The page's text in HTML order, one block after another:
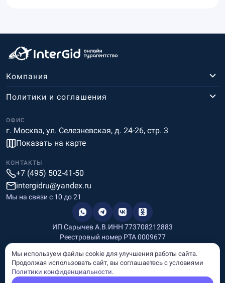
Компания
ОФИС
г. Москва, ул. Селезневская, д. 24-26, стр. 3
Показать на карте
Политики и соглашения
КОНТАКТЫ
+7 (495) 502-41-50
intergidru@yandex.ru
Мы на связи c 10 до 21
ИП Сарычев А.В.ИНН 773708212883
Реестровый номер РТА 0009677
Информация, размещённая на сайте, носит информационный
характер и не является рекламой и публичной офертой.
Мы используем файлы cookie для улучшения работы сайта.
Продолжая использовать сайт, вы соглашаетесь с условиями
Политики конфиденциальности.